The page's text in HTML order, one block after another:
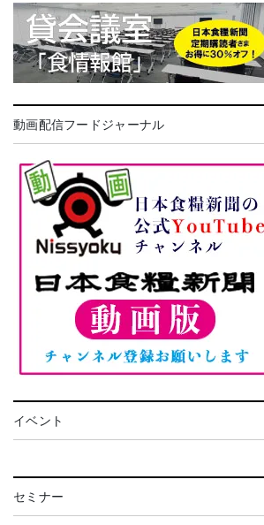
動画配信フードジャーナル
イベント
セミナー